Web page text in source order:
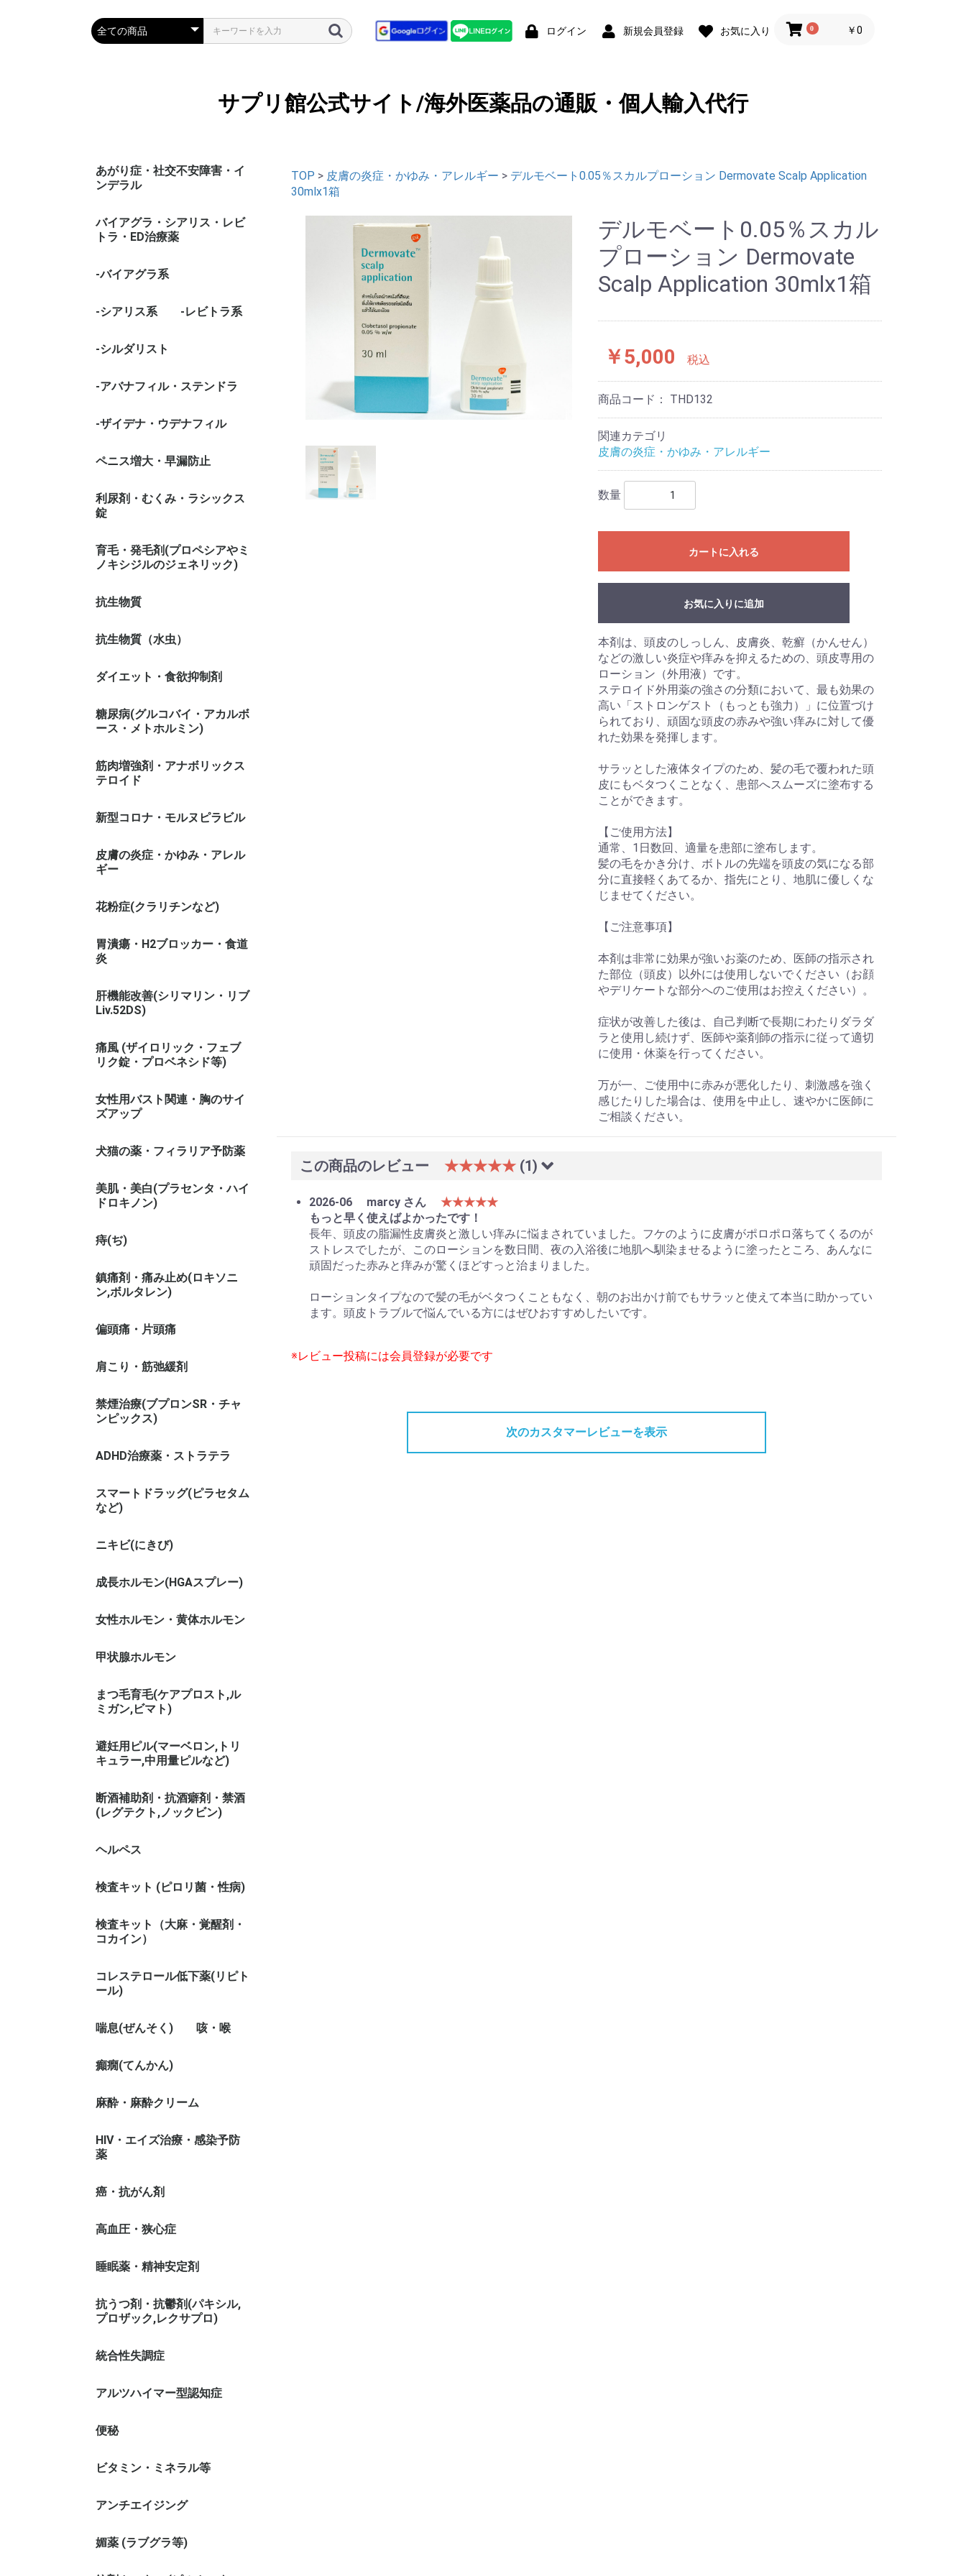
ログイン 新規会員登録 お気に入り 0 ￥0
サプリ館公式サイト/海外医薬品の通販・個人輸入代行
あがり症・社交不安障害・イ
ンデラル
バイアグラ・シアリス・レビ
トラ・ED治療薬
-バイアグラ系
-シアリス系 -レビトラ系
-シルダリスト
-アバナフィル・ステンドラ
-ザイデナ・ウデナフィル
ペニス増大・早漏防止
利尿剤・むくみ・ラシックス
錠
育毛・発毛剤(プロペシアやミ
ノキシジルのジェネリック)
抗生物質
抗生物質（水虫）
ダイエット・食欲抑制剤
糖尿病(グルコバイ・アカルボ
ース・メトホルミン)
筋肉増強剤・アナボリックス
テロイド
新型コロナ・モルヌピラビル
皮膚の炎症・かゆみ・アレル
ギー
花粉症(クラリチンなど)
胃潰瘍・H2ブロッカー・食道
炎
肝機能改善(シリマリン・リブ
Liv.52DS)
痛風 (ザイロリック・フェブ
リク錠・プロベネシド等)
女性用バスト関連・胸のサイ
ズアップ
犬猫の薬・フィラリア予防薬
美肌・美白(プラセンタ・ハイ
ドロキノン)
痔(ぢ)
鎮痛剤・痛み止め(ロキソニ
ン,ボルタレン)
偏頭痛・片頭痛
肩こり・筋弛緩剤
禁煙治療(ブプロンSR・チャ
ンピックス)
ADHD治療薬・ストラテラ
スマートドラッグ(ピラセタム
など)
ニキビ(にきび)
成長ホルモン(HGAスプレー)
女性ホルモン・黄体ホルモン
甲状腺ホルモン
まつ毛育毛(ケアプロスト,ル
ミガン,ビマト)
避妊用ピル(マーベロン,トリ
キュラー,中用量ピルなど)
断酒補助剤・抗酒癖剤・禁酒
(レグテクト,ノックビン)
ヘルペス
検査キット (ピロリ菌・性病)
検査キット（大麻・覚醒剤・
コカイン）
コレステロール低下薬(リピト
ール)
喘息(ぜんそく) 咳・喉
癲癇(てんかん)
麻酔・麻酔クリーム
HIV・エイズ治療・感染予防
薬
癌・抗がん剤
高血圧・狭心症
睡眠薬・精神安定剤
抗うつ剤・抗鬱剤(パキシル,
プロザック,レクサプロ)
統合性失調症
アルツハイマー型認知症
便秘
ビタミン・ミネラル等
アンチエイジング
媚薬 (ラブグラ等)
TOP > 皮膚の炎症・かゆみ・アレルギー > デルモベート0.05％スカルプローション Dermovate Scalp Application
30mlx1箱
デルモベート0.05％スカル
プローション Dermovate
Scalp Application 30mlx1箱
￥5,000 税込
商品コード： THD132
関連カテゴリ
皮膚の炎症・かゆみ・アレルギー
数量
カートに入れる
お気に入りに追加
本剤は、頭皮のしっしん、皮膚炎、乾癬（かんせん）
などの激しい炎症や痒みを抑えるための、頭皮専用の
ローション（外用液）です。
ステロイド外用薬の強さの分類において、最も効果の
高い「ストロンゲスト（もっとも強力）」に位置づけ
られており、頑固な頭皮の赤みや強い痒みに対して優
れた効果を発揮します。
サラッとした液体タイプのため、髪の毛で覆われた頭
皮にもベタつくことなく、患部へスムーズに塗布する
ことができます。
【ご使用方法】
通常、1日数回、適量を患部に塗布します。
髪の毛をかき分け、ボトルの先端を頭皮の気になる部
分に直接軽くあてるか、指先にとり、地肌に優しくな
じませてください。
【ご注意事項】
本剤は非常に効果が強いお薬のため、医師の指示され
た部位（頭皮）以外には使用しないでください（お顔
やデリケートな部分へのご使用はお控えください）。
症状が改善した後は、自己判断で長期にわたりダラダ
ラと使用し続けず、医師や薬剤師の指示に従って適切
に使用・休薬を行ってください。
万が一、ご使用中に赤みが悪化したり、刺激感を強く
感じたりした場合は、使用を中止し、速やかに医師に
ご相談ください。
この商品のレビュー ★★★★★ (1)
2026-06 marcy さん
★★★★★
もっと早く使えばよかったです！
長年、頭皮の脂漏性皮膚炎と激しい痒みに悩まされていました。フケのように皮膚がポロポロ落ちてくるのが
ストレスでしたが、このローションを数日間、夜の入浴後に地肌へ馴染ませるように塗ったところ、あんなに
頑固だった赤みと痒みが驚くほどすっと治まりました。
ローションタイプなので髪の毛がベタつくこともなく、朝のお出かけ前でもサラッと使えて本当に助かってい
ます。頭皮トラブルで悩んでいる方にはぜひおすすめしたいです。
※レビュー投稿には会員登録が必要です
次のカスタマーレビューを表示